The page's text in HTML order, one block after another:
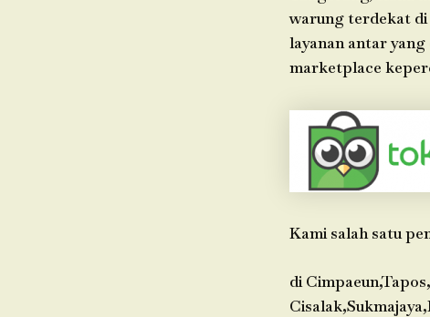
warung terdekat
layanan antar
marketplace
Kami salah satu
di